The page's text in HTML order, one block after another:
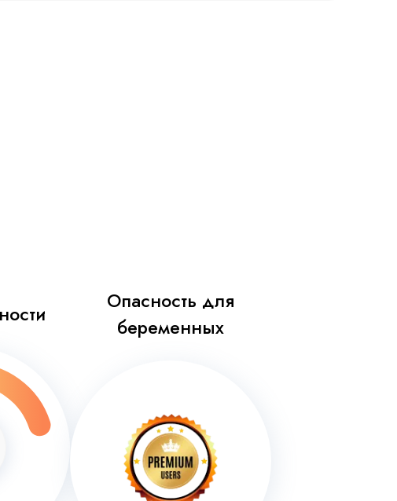
Опасность для
беременных